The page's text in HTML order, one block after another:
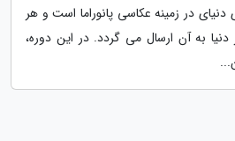
در زمینه عکاسی پانوراما است و هر
دنیا به آن ارسال می گردد. در این دوره،